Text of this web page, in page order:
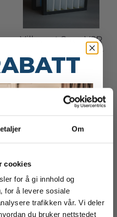
Om
cookies
for å gi innhold og
for å levere sosiale
trafikken vår. Vi deler
du bruker nettstedet
5 mulige
Villavent Save VSR
150 std. filtersett før
Villavent
438,-